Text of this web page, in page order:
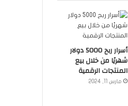
أسرار ربح 5000 دولار
شهريًا من خلال بيع
المنتجات الرقمية
مارس 11, 2024